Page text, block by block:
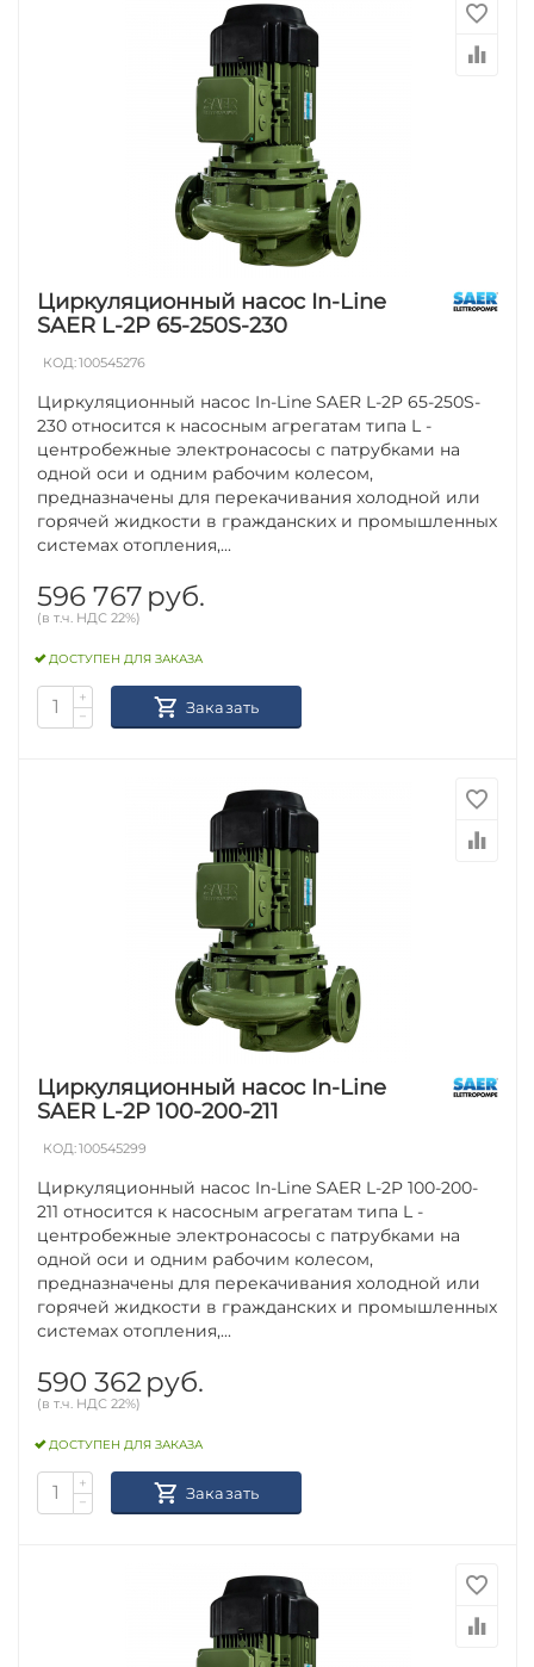
Циркуляционный насос In-Line
SAER L-2P 65-250S-230
КОД:100545276
Циркуляционный насос In-Line SAER L-2P 65-250S-
230 относится к насосным агрегатам типа L -
центробежные электронасосы с патрубками на
одной оси и одним рабочим колесом,
предназначены для перекачивания холодной или
горячей жидкости в гражданских и промышленных
системах отопления,...
596 767 руб.
(в т.ч. НДС 22%)
ДОСТУПЕН ДЛЯ ЗАКАЗА
+
−
Заказать
Циркуляционный насос In-Line
SAER L-2P 100-200-211
КОД:100545299
Циркуляционный насос In-Line SAER L-2P 100-200-
211 относится к насосным агрегатам типа L -
центробежные электронасосы с патрубками на
одной оси и одним рабочим колесом,
предназначены для перекачивания холодной или
горячей жидкости в гражданских и промышленных
системах отопления,...
590 362 руб.
(в т.ч. НДС 22%)
ДОСТУПЕН ДЛЯ ЗАКАЗА
+
−
Заказать